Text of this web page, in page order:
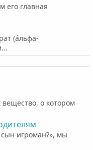
его главная
(а́льфа-
о котором
сын игроман?», мы